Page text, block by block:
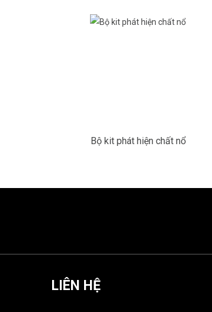
Bộ kit phát hiện chất nổ
LIÊN HỆ